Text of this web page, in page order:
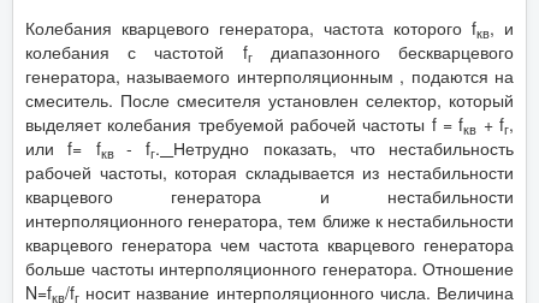
Колебания кварцевого генератора, частота которого fкв, и
колебания с частотой fгдиапазонного бескварцевого
генератора, называемого интерполяционным , подаются на
смеситель. После смесителя установлен селектор, который
выделяет колебания требуемой рабочей частоты f = fкв + fг,
или f= fкв - fг.
Нетрудно показать, что нестабильность
рабочей частоты, которая складывается из нестабильности
кварцевого генератора и нестабильности
интерполяционного генератора, тем ближе к нестабильности
кварцевого генератора чем частота кварцевого генератора
больше частоты интерполяционного генератора. Отношение
N=fкв/fг носит название интерполяционного числа. Величина